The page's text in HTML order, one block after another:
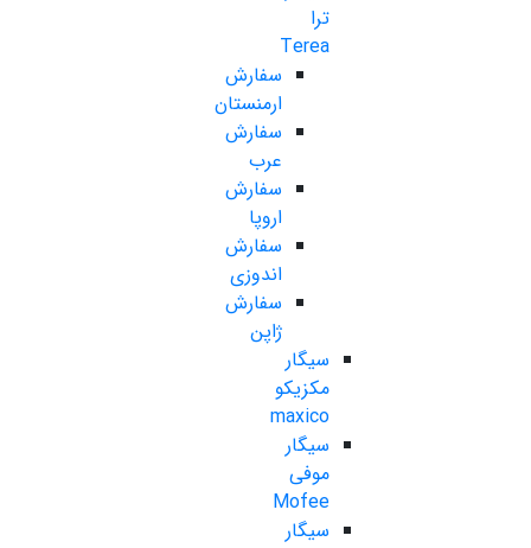
ترا
Terea
سفارش
ارمنستان
سفارش
عرب
سفارش
اروپا
سفارش
اندوزی
سفارش
ژاپن
سیگار
مکزیکو
maxico
سیگار
موفی
Mofee
سیگار